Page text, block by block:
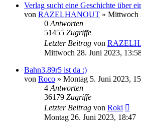
Verlag sucht eine Geschichte über
von RAZELHANOUT » Mittwoch
0 Antworten
51455 Zugriffe
Letzter Beitrag von
Mittwoch 28. Juni 2023,
Bahn3.89r5 ist da :)
von Roco » Montag 5. Juni 2023,
4 Antworten
36179 Zugriffe
Letzter Beitrag von Roki
Montag 26. Juni 2023, 18:47